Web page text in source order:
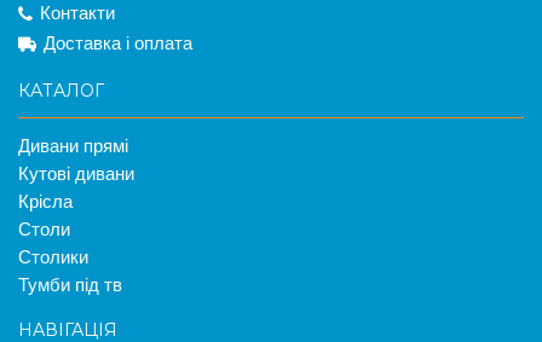
Контакти
Доставка і оплата
КАТАЛОГ
Дивани прямі
Кутові дивани
Крісла
Столи
Столики
Тумби під тв
НАВІГАЦІЯ